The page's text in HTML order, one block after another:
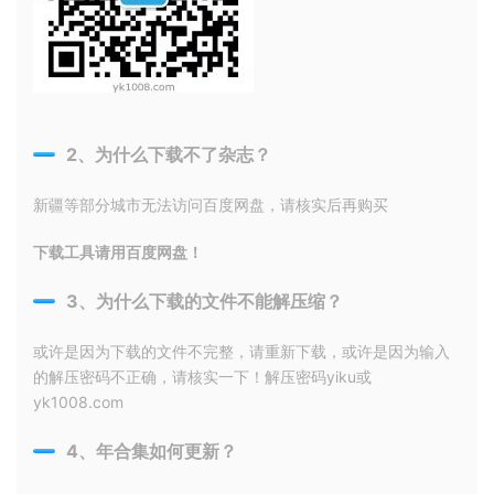
2、为什么下载不了杂志？
新疆等部分城市无法访问百度网盘，请核实后再购买
下载工具请用百度网盘！
3、为什么下载的文件不能解压缩？
或许是因为下载的文件不完整，请重新下载，或许是因为输入
的解压密码不正确，请核实一下！解压密码yiku或
yk1008.com
4、年合集如何更新？